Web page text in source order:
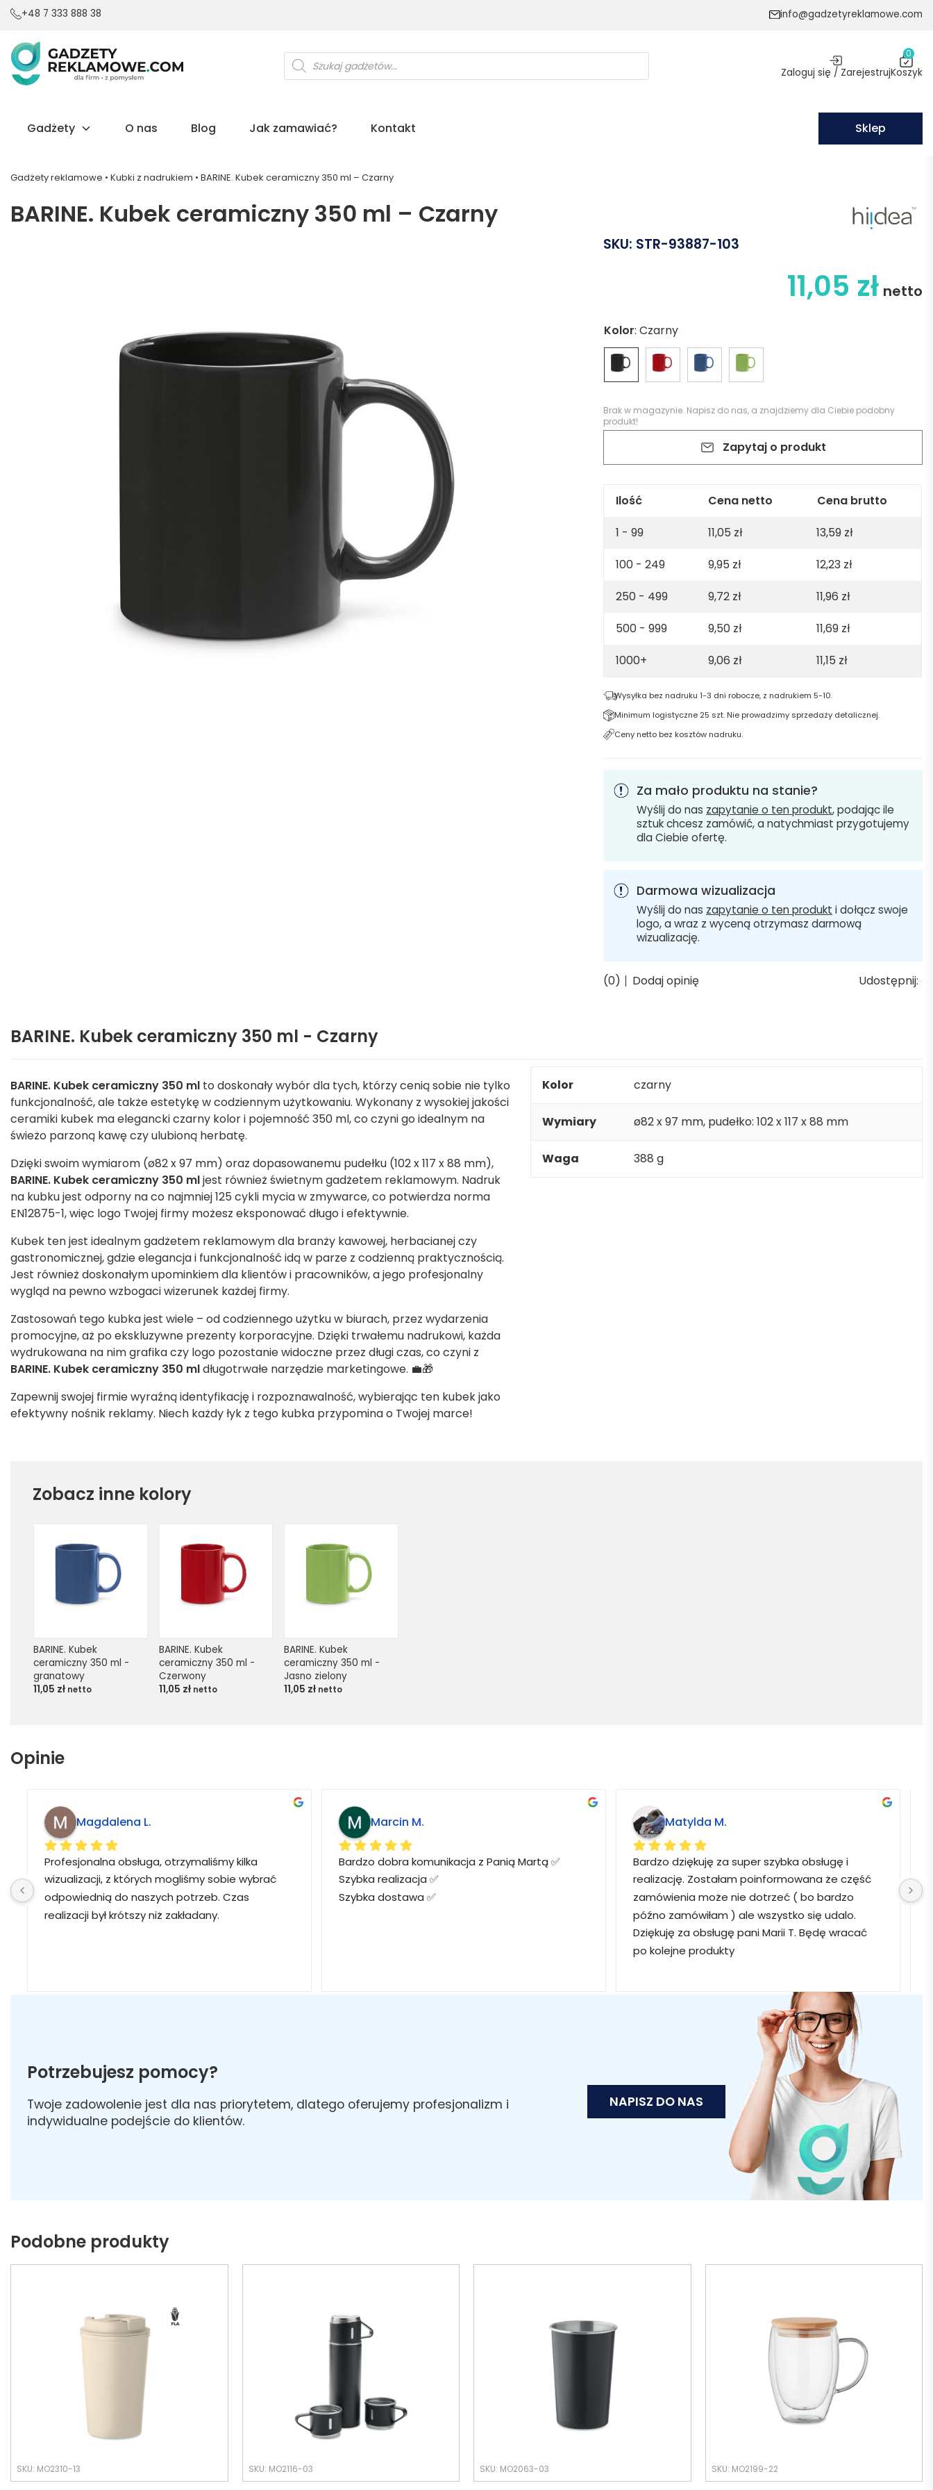
+48 7 333 888 38 info@gadzetyreklamowe.com
Wyszukiwarka
produktów Zaloguj się / Zarejestruj
0
Koszyk
Gadżety O nas Blog Jak zamawiać? Kontakt Sklep
Gadżety reklamowe • Kubki z nadrukiem • BARINE. Kubek ceramiczny 350 ml – Czarny
BARINE. Kubek ceramiczny 350 ml – Czarny
SKU: STR-93887-103
11,05 zł netto
Kolor: Czarny
Brak w magazynie. Napisz do nas, a znajdziemy dla Ciebie podobny
produkt!
Zapytaj o produkt
Ilość Cena netto
Cena brutto
1 - 99
11,05 zł 13,59 zł
100 - 249
9,95 zł 12,23 zł
250 - 499
9,72 zł 11,96 zł
500 - 999
9,50 zł 11,69 zł
1000+
9,06 zł 11,15 zł
Wysyłka bez nadruku 1-3 dni robocze, z nadrukiem 5-10.
Minimum logistyczne 25 szt. Nie prowadzimy sprzedaży detalicznej.
Ceny netto bez kosztów nadruku.
Za mało produktu na stanie?
Wyślij do nas zapytanie o ten produkt, podając ile
sztuk chcesz zamówić, a natychmiast przygotujemy
dla Ciebie ofertę.
Darmowa wizualizacja
Wyślij do nas zapytanie o ten produkt i dołącz swoje
logo, a wraz z wyceną otrzymasz darmową
wizualizację.
(0) Dodaj opinię Udostępnij:
BARINE. Kubek ceramiczny 350 ml - Czarny
BARINE. Kubek ceramiczny 350 ml to doskonały wybór dla tych, którzy cenią sobie nie tylko
funkcjonalność, ale także estetykę w codziennym użytkowaniu. Wykonany z wysokiej jakości
ceramiki kubek ma elegancki czarny kolor i pojemność 350 ml, co czyni go idealnym na
świeżo parzoną kawę czy ulubioną herbatę.
Dzięki swoim wymiarom (ø82 x 97 mm) oraz dopasowanemu pudełku (102 x 117 x 88 mm),
BARINE. Kubek ceramiczny 350 mljest również świetnym gadżetem reklamowym. Nadruk
na kubku jest odporny na co najmniej 125 cykli mycia w zmywarce, co potwierdza norma
EN12875-1, więc logo Twojej firmy możesz eksponować długo i efektywnie.
Kubek ten jest idealnym gadżetem reklamowym dla branży kawowej, herbacianej czy
gastronomicznej, gdzie elegancja i funkcjonalność idą w parze z codzienną praktycznością.
Jest również doskonałym upominkiem dla klientów i pracowników, a jego profesjonalny
wygląd na pewno wzbogaci wizerunek każdej firmy.
Zastosowań tego kubka jest wiele – od codziennego użytku w biurach, przez wydarzenia
promocyjne, aż po ekskluzywne prezenty korporacyjne. Dzięki trwałemu nadrukowi, każda
wydrukowana na nim grafika czy logo pozostanie widoczne przez długi czas, co czyni z
BARINE. Kubek ceramiczny 350 mldługotrwałe narzędzie marketingowe. 💼🎁
Zapewnij swojej firmie wyraźną identyfikację i rozpoznawalność, wybierając ten kubek jako
efektywny nośnik reklamy. Niech każdy łyk z tego kubka przypomina o Twojej marce!
Kolor czarny
Wymiary ø82 x 97 mm, pudełko: 102 x 117 x 88 mm
Waga 388 g
Zobacz inne kolory
BARINE. Kubek
ceramiczny 350 ml -
granatowy
11,05 zł netto
BARINE. Kubek
ceramiczny 350 ml -
Czerwony
11,05 zł netto
BARINE. Kubek
ceramiczny 350 ml -
Jasno zielony
11,05 zł netto
Opinie
Magdalena L.
Profesjonalna obsługa, otrzymaliśmy kilka
wizualizacji, z których mogliśmy sobie wybrać
odpowiednią do naszych potrzeb. Czas
realizacji był krótszy niż zakładany.
Marcin M.
Bardzo dobra komunikacja z Panią Martą ✅
Szybka realizacja ✅
Szybka dostawa ✅
Matylda M.
Bardzo dziękuję za super szybka obsługę i
realizację. Zostałam poinformowana że część
zamówienia może nie dotrzeć ( bo bardzo
późno zamówiłam ) ale wszystko się udalo.
Dziękuję za obsługę pani Marii T. Będę wracać
po kolejne produkty
Potrzebujesz pomocy?
Twoje zadowolenie jest dla nas priorytetem, dlatego oferujemy profesjonalizm i
indywidualne podejście do klientów.
NAPISZ DO NAS
Podobne produkty
SKU: MO2310-13 SKU: MO2116-03 SKU: MO2063-03 SKU: MO2199-22